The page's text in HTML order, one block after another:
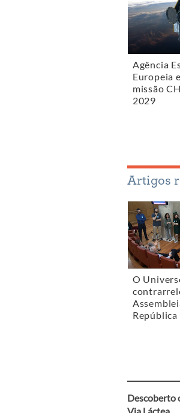
Agência
Europeia
missão
2029
Artigos
O
República
Descoberto